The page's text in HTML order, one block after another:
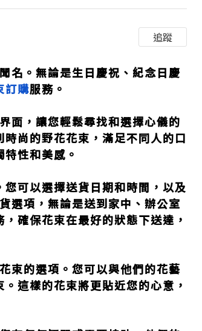
追蹤
名。無論是生日慶祝、紀念日慶
訂購服務。
面，讓您輕鬆尋找和選擇心儀的
尚的野花花束，滿足不同人的口
性和美感。
可以選擇送貨日期和時間，以及
選項，無論是送到家中、辦公室
確保花束在最好的狀態下送達，
束的選項。您可以與他們的花藝
這樣的花束將更貼近您的心意，